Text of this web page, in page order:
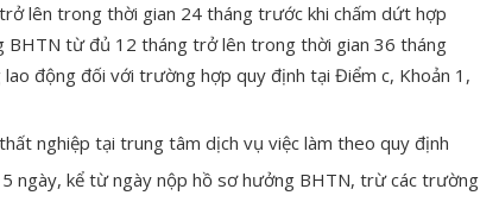
lên trong thời gian 24 tháng trước khi chấm dứt hợp
BHTN từ đủ 12 tháng trở lên trong thời gian 36 tháng
động đối với trường hợp quy định tại Điểm c, Khoản 1,
nghiệp tại trung tâm dịch vụ việc làm theo quy định
ngày, kể từ ngày nộp hồ sơ hưởng BHTN, trừ các trường